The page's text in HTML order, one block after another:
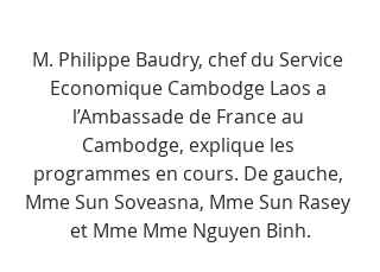
M. Philippe Baudry, chef du Service
Economique Cambodge Laos a
l’Ambassade de France au
Cambodge, explique les
programmes en cours. De gauche,
Mme Sun Soveasna, Mme Sun Rasey
et Mme Mme Nguyen Binh.